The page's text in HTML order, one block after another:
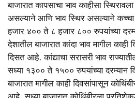
i
a
l
s
h
बाजारात कापसाचा भाव काहीसा
असल्याने आणि भाव स्थिर असल्याने कच्चा
हजार ४०० ते ८ हजार ८०० रुपयांच्या
देशातील बाजारात कांदा भाव मागील काही
दिसत आहे. कांद्याचा सरासरी भाव
सध्या १३०० ते १५०० रुपयांच्या दरम्यान
बाजारात मागील काही दिवसांपासून